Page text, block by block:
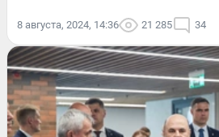
8 августа, 2024, 14:36 21 285 34